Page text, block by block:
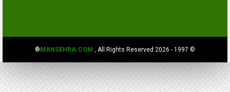
© 1997 - 2026
MANSEHRA.COM , All Rights Reserved®